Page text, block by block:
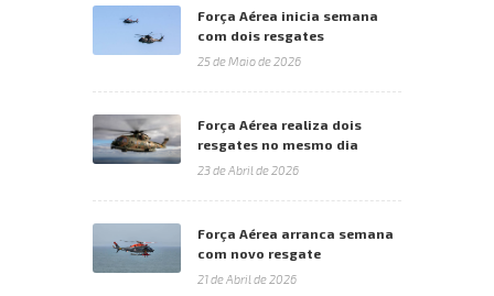
Força Aérea inicia semana
com dois resgates
25 de Maio de 2026
Força Aérea realiza dois
resgates no mesmo dia
23 de Abril de 2026
Força Aérea arranca semana
com novo resgate
21 de Abril de 2026